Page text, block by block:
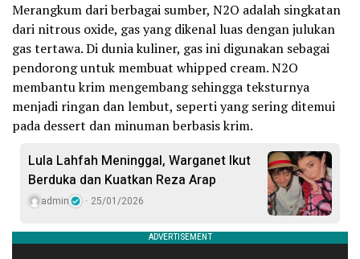
Merangkum dari berbagai sumber, N2O adalah singkatan
dari nitrous oxide, gas yang dikenal luas dengan julukan
gas tertawa. Di dunia kuliner, gas ini digunakan sebagai
pendorong untuk membuat whipped cream. N2O
membantu krim mengembang sehingga teksturnya
menjadi ringan dan lembut, seperti yang sering ditemui
pada dessert dan minuman berbasis krim.
Lula Lahfah Meninggal, Warganet Ikut
Berduka dan Kuatkan Reza Arap
admin 25/01/2026